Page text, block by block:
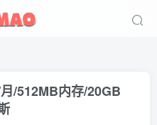
/512MB内存/20GB